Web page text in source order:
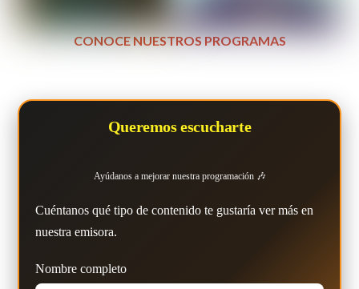
CONOCE NUESTROS PROGRAMAS
Queremos escucharte
Ayúdanos a mejorar nuestra programación 🎶
Cuéntanos qué tipo de contenido te gustaría ver más en
nuestra emisora.
Nombre completo